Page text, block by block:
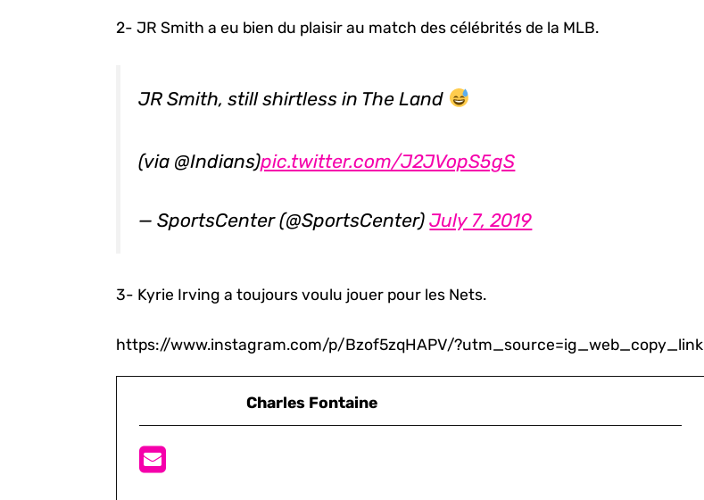
2- JR Smith a eu bien du plaisir au match des célébrités de la MLB.
JR Smith, still shirtless in The Land
(via @Indians)pic.twitter.com/J2JVopS5gS
— SportsCenter (@SportsCenter)July 7, 2019
3- Kyrie Irving a toujours voulu jouer pour les Nets.
https://www.instagram.com/p/Bzof5zqHAPV/?utm_source=ig_web_copy_link
Charles Fontaine